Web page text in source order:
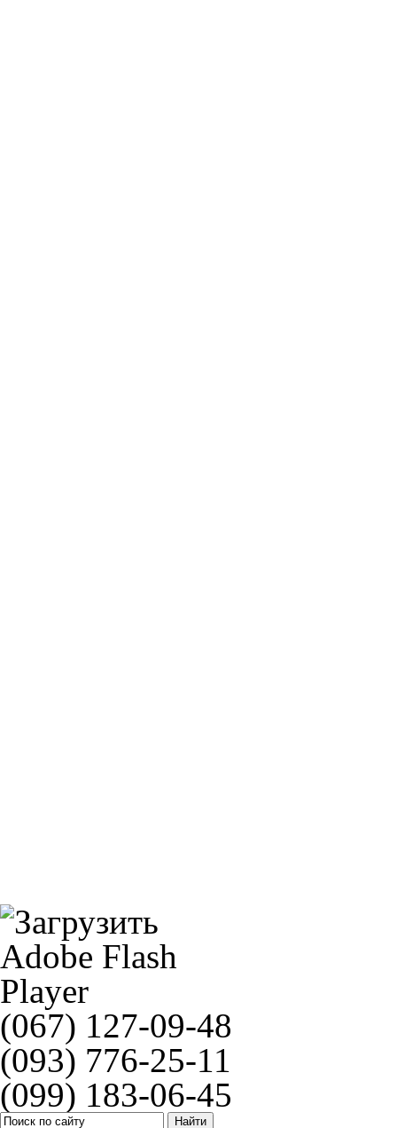
(067) 127-09-48
(093) 776-25-11
(099) 183-06-45